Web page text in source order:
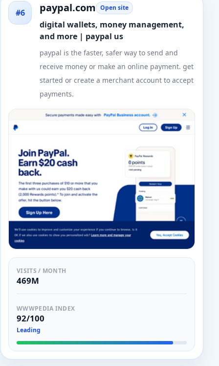
#6 paypal.com Open site
digital wallets, money management,
and more | paypal us
paypal is the faster, safer way to send and
receive money or make an online payment. get
started or create a merchant account to accept
payments.
VISITS / MONTH
469M
WWWPEDIA INDEX
92/100
Leading